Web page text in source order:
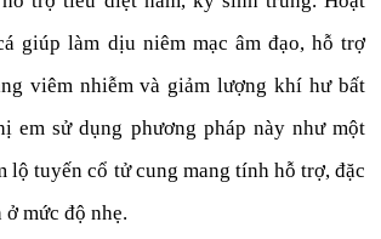
giúp làm dịu niêm mạc âm đạo, hỗ trợ
viêm nhiễm và giảm lượng khí hư bất
em sử dụng phương pháp này như một
lộ tuyến cổ tử cung mang tính hỗ trợ, đặc
mức độ nhẹ.